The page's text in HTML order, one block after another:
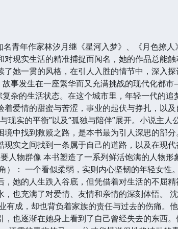
青年作家林汐月继《星河入梦》、《月色撩人
现实生活的精准捕捉而闻名，她的作品总能
她一贯的风格，在引人入胜的情节中，深入
事发生在一座繁华而又充满挑战的现代化都市
杂的生活状态。在这个城市里，年轻一代的追
爱情的甜蜜与苦涩，事业的起伏与挣扎，以
实的平衡”以及“孤独与陪伴”展开。小说主人
中找到救赎之路，是本书最为引人深思的部
实之间找到一条属于自己的道路，以及在现
人物群像 本书塑造了一系列鲜活饱满的人物形
： 一个看似柔弱，实则内心坚韧的年轻女性
她的人生跌入谷底，但凭借着对生活的不屈
也充满了对爱情、友情和亲情的深刻体悟。
成，却也背负着家族的责任与过去的伤痛。他
也逐渐在她身上看到了自己曾经失去的东西